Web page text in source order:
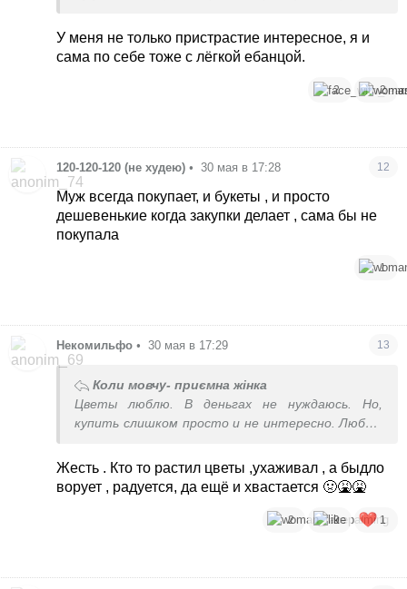
У меня не только пристрастие интересное, я и
сама по себе тоже с лёгкой ебанцой.
2 2
120-120-120 (не худею) • 30 мая в 17:28 12
Муж всегда покупает, и букеты , и просто
дешевенькие когда закупки делает , сама бы не
покупала
1
Некомильфо • 30 мая в 17:29 13
Коли мовчу- приємна жінка
Цветы люблю. В деньгах не нуждаюсь. Но,
купить слишком просто и не интересно. Люблю
радость. В крайнем случае нарвать где-то в
поле, но только не покупать.
Жесть . Кто то растил цветы ,ухаживал , а быдло
ворует , радуется, да ещё и хвастается 🤢🤮🤮
2 9 1